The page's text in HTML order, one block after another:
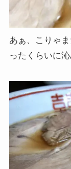
あぁ、こりゃ